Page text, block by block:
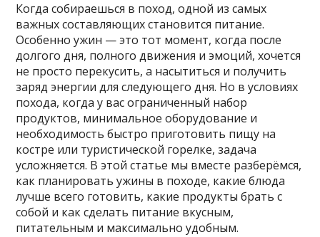
Когда собираешься в поход, одной из самых
важных составляющих становится питание.
Особенно ужин — это тот момент, когда после
долгого дня, полного движения и эмоций, хочется
не просто перекусить, а насытиться и получить
заряд энергии для следующего дня. Но в условиях
похода, когда у вас ограниченный набор
продуктов, минимальное оборудование и
необходимость быстро приготовить пищу на
костре или туристической горелке, задача
усложняется. В этой статье мы вместе разберёмся,
как планировать ужины в походе, какие блюда
лучше всего готовить, какие продукты брать с
собой и как сделать питание вкусным,
питательным и максимально удобным.